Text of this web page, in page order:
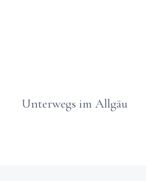
Unterwegs im Allgäu